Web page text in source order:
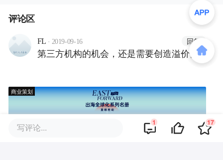
评论区
FL · 2019-09-16 回复
第三方机构的机会，还是需要创造溢价性
商业策划
写评论... 1 17